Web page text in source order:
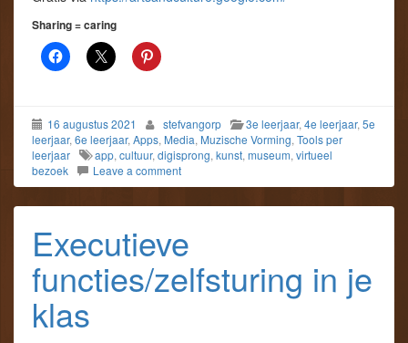
Sharing = caring
16 augustus 2021 stefvangorp 3e leerjaar, 4e leerjaar, 5e
leerjaar, 6e leerjaar, Apps, Media, Muzische Vorming, Tools per
leerjaar
app, cultuur, digisprong, kunst, museum, virtueel
bezoek
Leave a comment
Executieve
functies/zelfsturing in je
klas